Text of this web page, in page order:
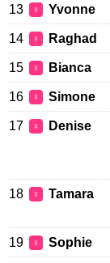
13 ♀ Yvonne
14 ♀ Raghad
15 ♀ Bianca
16 ♀ Simone
17 ♀ Denise
18 ♀ Tamara
19 ♀ Sophie